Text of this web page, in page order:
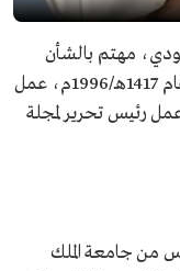
مهتم بالشأن
السياسي، بدأ مسيرته الإعلامية والصحفية عام 1417هـ/1996م، عمل
رئيس تحرير لمجلة
من جامعة الملك